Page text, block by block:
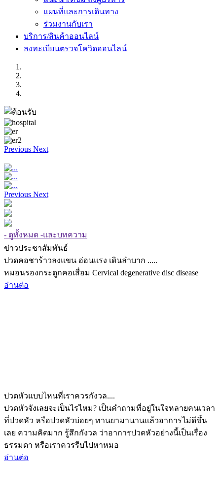
แผนที่และการเดินทาง
ร่วมงานกับเรา
บริการ/สินค้าออนไลน์
ลงทะเบียนตรวจโควิดออนไลน์
Previous Next
Previous Next
- ดูทั้งหมด -และบทความ
ข่าวประชาสัมพันธ์
ปวดคอชาร้าวลงแขน อ่อนแรง เดินลำบาก .....
หมอนรองกระดูกคอเสื่อม Cervical degenerative disc disease
อ่านต่อ
ปวดหัวแบบไหนที่เราควรกังวล....
ปวดหัวจังเลยจะเป็นไรไหม? เป็นคำถามที่อยู่ในใจหลายคนเวลา
ที่ปวดหัว หรือปวดหัวบ่อยๆ ทานยามานานแล้วอาการไม่ดีขึ้น
เลย ความคิดมาก รู้สึกกังวล ว่าอาการปวดหัวอย่างนี้เป็นเรื่อง
ธรรมดา หรือเราควรรีบไปหาหมอ
อ่านต่อ